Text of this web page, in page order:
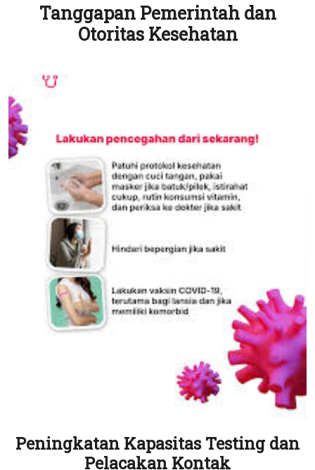
Tanggapan Pemerintah dan
Otoritas Kesehatan
Peningkatan Kapasitas Testing dan
Pelacakan Kontak